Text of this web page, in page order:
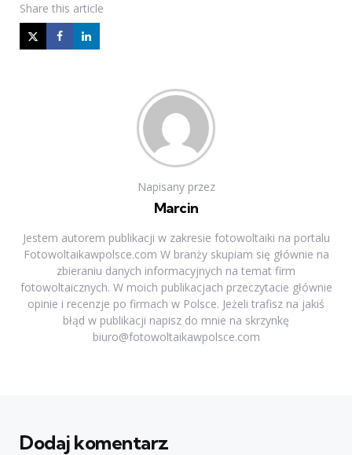
Share this article
Napisany przez
Marcin
Jestem autorem publikacji w zakresie fotowoltaiki na portalu
Fotowoltaikawpolsce.com W branży skupiam się głównie na
zbieraniu danych informacyjnych na temat firm
fotowoltaicznych. W moich publikacjach przeczytacie głównie
opinie i recenzje po firmach w Polsce. Jeżeli trafisz na jakiś
błąd w publikacji napisz do mnie na skrzynkę
biuro@fotowoltaikawpolsce.com
Dodaj komentarz